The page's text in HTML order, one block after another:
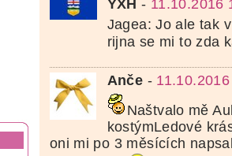
YXH - 11.10.2016
Jagea: Jo ale tak
rijna se mi to zda
Anče -
Naštvalo mě
kostýmLedové
oni mi po 3 měsících